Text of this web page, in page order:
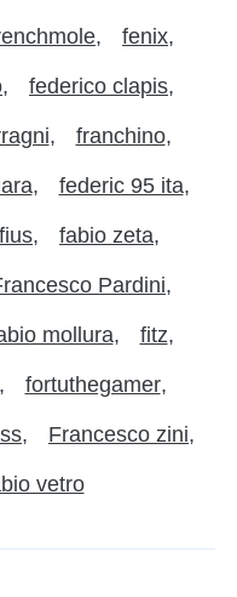
fenix
federico clapis
franchino
federic 95 ita
fius fabio zeta
Pardini
mollura fitz
fortuthegamer
Francesco zini
vetro